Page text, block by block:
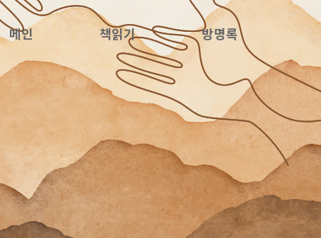
메인 책읽기 방명록